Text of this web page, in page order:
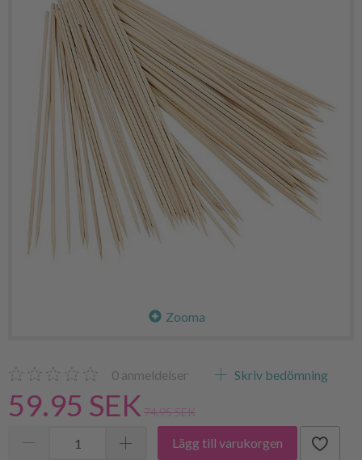
Zooma
0 anmeldelser Skriv bedömning
59.95 SEK 74.95 SEK
Lägg till varukorgen